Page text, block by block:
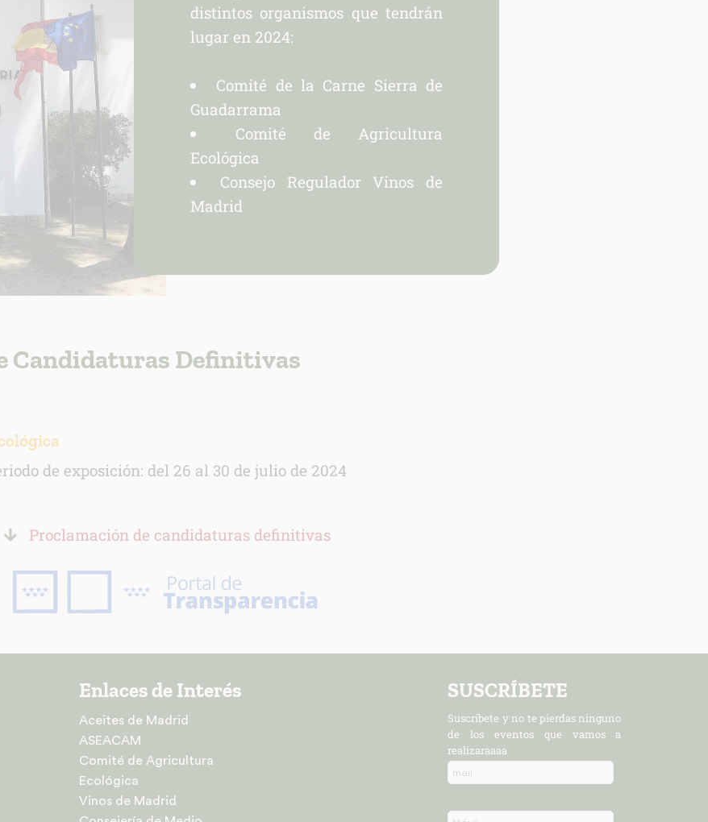
distintos organismos que tendrán
lugar en 2024:
Comité de la Carne Sierra de
Guadarrama
Comité de Agricultura
Ecológica
Consejo Regulador Vinos de
Madrid
Candidaturas Definitivas
de exposición: del 26 al 30 de julio de 2024
Proclamación de candidaturas definitivas
Enlaces de Interés
Aceites de Madrid
ASEACAM
Comité de Agricultura
Ecológica
Vinos de Madrid
SUSCRÍBETE
Suscríbete y no te pierdas ninguno
de los eventos que vamos a
realizaraaaa